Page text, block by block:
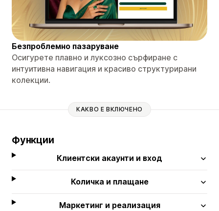
Безпроблемно пазаруване
Осигурете плавно и луксозно сърфиране с
интуитивна навигация и красиво структурирани
колекции.
КАКВО Е ВКЛЮЧЕНО
Функции
Клиентски акаунти и вход
Количка и плащане
Маркетинг и реализация